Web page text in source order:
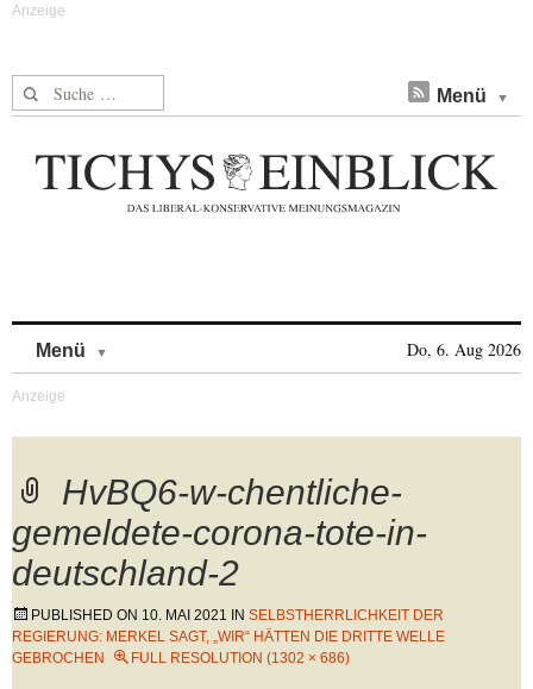
Suche nach: Menü
Menü Do, 6. Aug 2026
HvBQ6-w-chentliche-
gemeldete-corona-tote-in-
deutschland-2
PUBLISHED ON 10. MAI 2021 IN SELBSTHERRLICHKEIT DER
REGIERUNG: MERKEL SAGT, „WIR“ HÄTTEN DIE DRITTE WELLE
GEBROCHEN
FULL RESOLUTION (1302 × 686)